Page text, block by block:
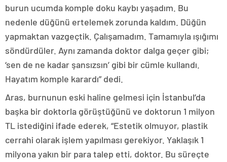
burun ucumda komple doku kaybı yaşadım. Bu
nedenle düğünü ertelemek zorunda kaldım. Düğün
yapmaktan vazgeçtik. Çalışamadım. Tamamıyla ışığımı
söndürdüler. Aynı zamanda doktor dalga geçer gibi;
‘sen de ne kadar şansızsın’ gibi bir cümle kullandı.
Hayatım komple karardı” dedi.
Aras, burnunun eski haline gelmesi için İstanbul’da
başka bir doktorla görüştüğünü ve doktorun 1 milyon
TL istediğini ifade ederek, “Estetik olmuyor, plastik
cerrahi olarak işlem yapılması gerekiyor. Yaklaşık 1
milyona yakın bir para talep etti, doktor. Bu süreçte